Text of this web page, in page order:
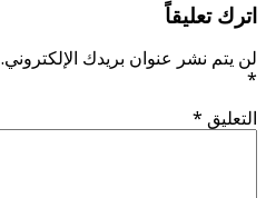
اترك تعليقاً
لن يتم نشر عنوان بريدك الإلكتروني.
*
التعليق *